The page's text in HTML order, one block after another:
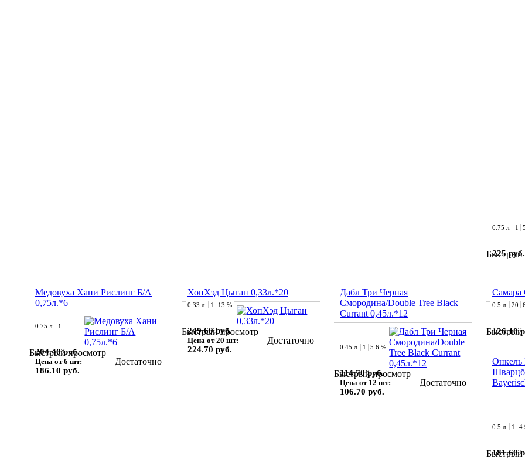
Быстрый
0.75 л. 1
225 руб.
Медовуха Хани Рислинг Б/А
0,75л.*6
Быстрый просмотр
0.75 л. 1
204.40 руб.
Цена от 6 шт:
186.10 руб.
Достаточно
ХопХэд Цыган 0,33л.*20
Быстрый просмотр
0.33 л. 1 13 %
249.60 руб.
Цена от 20 шт:
224.70 руб.
Достаточно
Дабл Три Черная
Смородина/Double Tree Black
Currant 0,45л.*12
Быстрый просмотр
0.45 л. 1 5.6 %
114.70 руб.
Цена от 12 шт:
106.70 руб.
Достаточно
Самара
Быстрый
0.5 л. 20
126.10
Онкель
Быстрый
0.5 л. 1
181.60